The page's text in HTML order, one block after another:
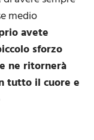
medio
avete
sforzo
ne ritornerà
tutto il cuore e